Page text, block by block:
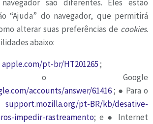
são diferentes. Eles estão
“Ajuda” do navegador, que permitirá
alterar suas preferências de cookies.
abaixo:
apple.com/pt-br/HT201265;
o Google
accounts/answer/61416; ● Para o
support.mozilla.org/pt-BR/kb/desative-
impedir-rastreamento; e ● Internet